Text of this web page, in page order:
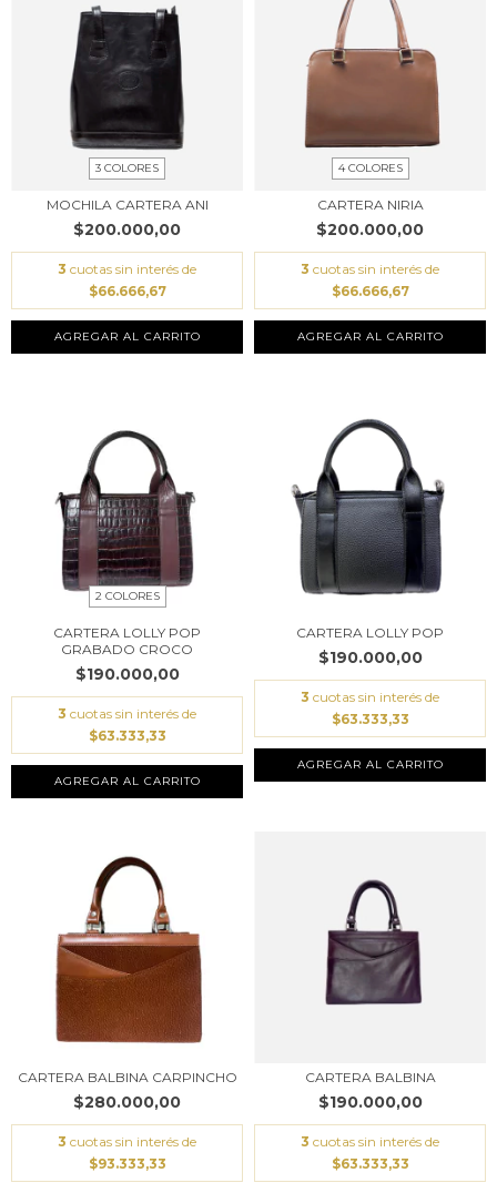
3 COLORES
MOCHILA CARTERA ANI
$200.000,00
3 cuotas sin interés de
$66.666,67
AGREGAR AL CARRITO
4 COLORES
CARTERA NIRIA
$200.000,00
3 cuotas sin interés de
$66.666,67
AGREGAR AL CARRITO
2 COLORES
CARTERA LOLLY POP
GRABADO CROCO
$190.000,00
3 cuotas sin interés de
$63.333,33
AGREGAR AL CARRITO
CARTERA LOLLY POP
$190.000,00
3 cuotas sin interés de
$63.333,33
AGREGAR AL CARRITO
CARTERA BALBINA CARPINCHO
$280.000,00
3 cuotas sin interés de
$93.333,33
CARTERA BALBINA
$190.000,00
3 cuotas sin interés de
$63.333,33